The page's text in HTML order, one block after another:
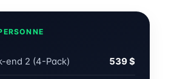
end 2 (4-Pack) 539 $